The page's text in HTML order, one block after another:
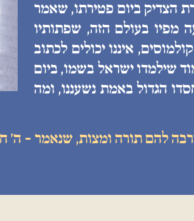
הצדיק ביום פטירתו, שאמר
מפיו בעולם הזה, שפתותיו
איננו יכולים לכתוב
שילמדו ישראל בשמו, ביום
הגדול באמת נשעננו, ומה
להם תורה ומצות, שנאמר - ה׳